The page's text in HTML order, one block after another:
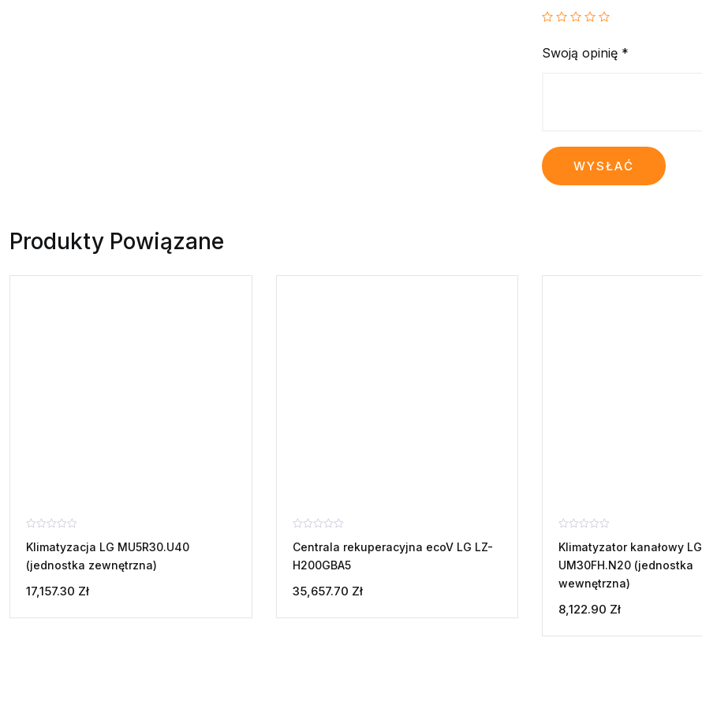
Swoją opinię *
Produkty Powiązane
0
na
5
Klimatyzacja LG MU5R30.U40
(jednostka zewnętrzna)
17,157.30 Zł
0
na
5
Centrala rekuperacyjna ecoV LG LZ-
H200GBA5
35,657.70 Zł
0
na
5
Klimatyzator kanałowy LG
UM30FH.N20 (jednostka
wewnętrzna)
8,122.90 Zł